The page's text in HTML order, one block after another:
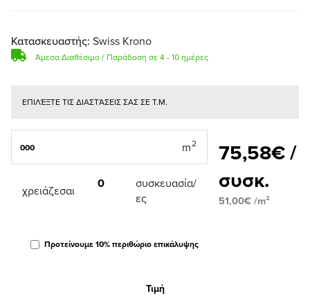
Κατασκευαστής: Swiss Krono
Άμεσα Διαθέσιμο / Παράδοση σε 4 - 10 ημέρες
ΕΠΙΛΈΞΤΕ ΤΙΣ ΔΙΑΣΤΆΣΕΙΣ ΣΑΣ ΣΕ Τ.Μ.
χρειάζεσαι 0
συσκευασία/
ες
75,58€ /
συσκ.
51,00€ /m²
Προτείνουμε 10% περιθώριο επικάλυψης
Τιμή